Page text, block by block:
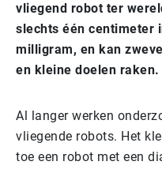
vliegend robot ter
slechts één centimeter
milligram, en kan
en kleine doelen raken.
Al langer werken
vliegende robots. Het
toe een robot met een